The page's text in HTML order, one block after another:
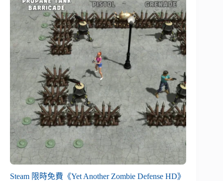
Steam 限時免費《Yet Another Zombie Defense HD》